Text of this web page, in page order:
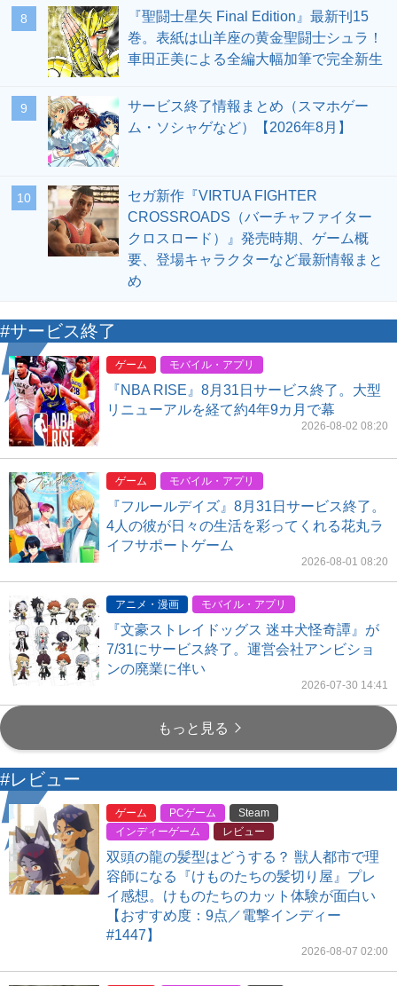
8
『聖闘士星矢 Final Edition』最新刊15
巻。表紙は山羊座の黄金聖闘士シュラ！
車田正美による全編大幅加筆で完全新生
9
サービス終了情報まとめ（スマホゲー
ム・ソシャゲなど）【2026年8月】
10
セガ新作『VIRTUA FIGHTER
CROSSROADS（バーチャファイター
クロスロード）』発売時期、ゲーム概
要、登場キャラクターなど最新情報まと
め
#サービス終了
ゲーム モバイル・アプリ
『NBA RISE』8月31日サービス終了。大型
リニューアルを経て約4年9カ月で幕
2026-08-02 08:20
ゲーム モバイル・アプリ
『フルールデイズ』8月31日サービス終了。
4人の彼が日々の生活を彩ってくれる花丸ラ
イフサポートゲーム
2026-08-01 08:20
アニメ・漫画 モバイル・アプリ
『文豪ストレイドッグス 迷ヰ犬怪奇譚』が
7/31にサービス終了。運営会社アンビショ
ンの廃業に伴い
2026-07-30 14:41
もっと見る
#レビュー
ゲーム PCゲーム
Steam
インディーゲーム
レビュー
双頭の龍の髪型はどうする？ 獣人都市で理
容師になる『けものたちの髪切り屋』プレ
イ感想。けものたちのカット体験が面白い
【おすすめ度：9点／電撃インディー
#1447】
2026-08-07 02:00